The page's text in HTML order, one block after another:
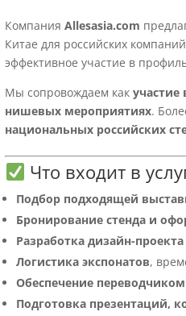
КомпанияAllesasia.com
Китае для российских
эффективное участие в
Мы сопровождаем как
нишевых мероприятиях.
национальных российских
Что входит в
Подбор подходящей
Бронирование стенда и
Разработка дизайн-проекта
Логистика экспонатов,
Обеспечение
Подготовка презентаций,